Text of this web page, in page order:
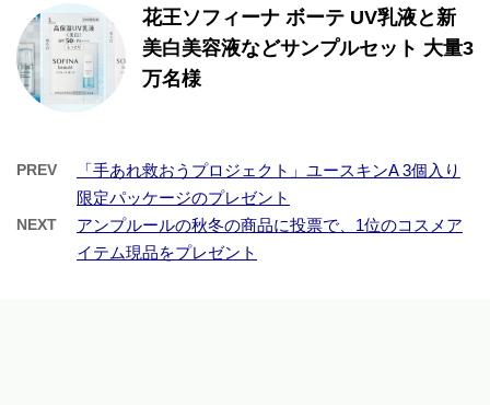
花王ソフィーナ ボーテ UV乳液と新
美白美容液などサンプルセット 大量3
万名様
PREV
「手あれ救おうプロジェクト」ユースキンA 3個入り
限定パッケージのプレゼント
NEXT
アンプルールの秋冬の商品に投票で、1位のコスメア
イテム現品をプレゼント